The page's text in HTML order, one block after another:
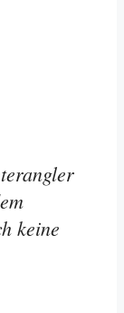
keine